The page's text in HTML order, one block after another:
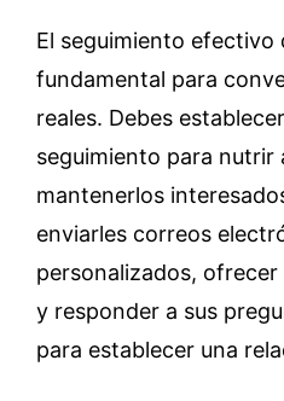
El seguimiento efectivo
fundamental para
reales. Debes
seguimiento para nutrir
mantenerlos
enviarles correos
personalizados,
y responder a sus
para establecer una